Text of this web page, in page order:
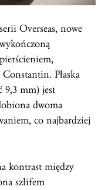
Overseas, nowe
Płaska
9,3 mm) jest
dwoma
co najbardziej
kontrast między
szlifem